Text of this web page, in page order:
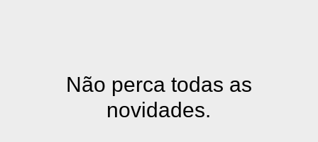
Não perca todas as
novidades.